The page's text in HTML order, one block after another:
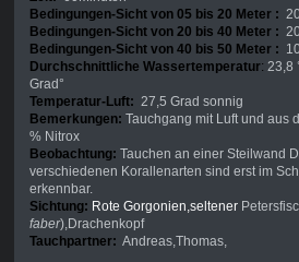
Bedingungen-Sicht von 05 bis 20 Meter :
Bedingungen-Sicht von 20 bis 40 Meter :
Bedingungen-Sicht von 40 bis 50 Meter :
Durchschnittliche Wassertemperatur: 23,8
Grad°
Temperatur-Luft: 27,5 Grad sonnig
Bemerkungen: Tauchgang mit Luft und aus
% Nitrox
Beobachtung: Tauchen an einer Steilwand
verschiedenen Korallenarten sind erst im
erkennbar.
Sichtung: Rote Gorgonien,seltener
faber),Drachenkopf
Tauchpartner: Andreas,Thomas,